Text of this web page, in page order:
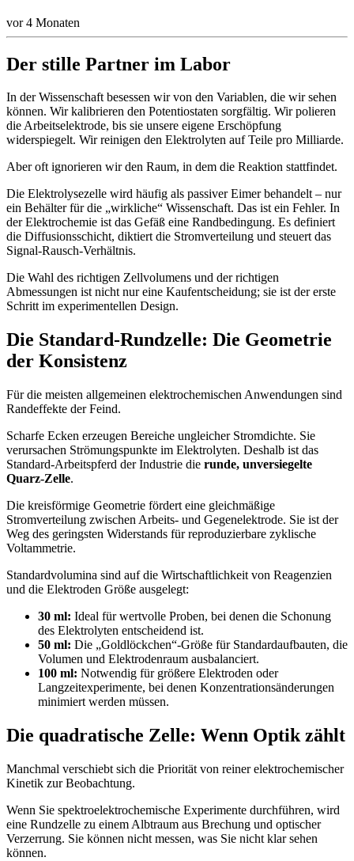
vor 4 Monaten
Der stille Partner im Labor
In der Wissenschaft besessen wir von den Variablen, die wir sehen
können. Wir kalibrieren den Potentiostaten sorgfältig. Wir polieren
die Arbeitselektrode, bis sie unsere eigene Erschöpfung
widerspiegelt. Wir reinigen den Elektrolyten auf Teile pro Milliarde.
Aber oft ignorieren wir den Raum, in dem die Reaktion stattfindet.
Die Elektrolysezelle wird häufig als passiver Eimer behandelt – nur
ein Behälter für die „wirkliche“ Wissenschaft. Das ist ein Fehler. In
der Elektrochemie ist das Gefäß eine Randbedingung. Es definiert
die Diffusionsschicht, diktiert die Stromverteilung und steuert das
Signal-Rausch-Verhältnis.
Die Wahl des richtigen Zellvolumens und der richtigen
Abmessungen ist nicht nur eine Kaufentscheidung; sie ist der erste
Schritt im experimentellen Design.
Die Standard-Rundzelle: Die Geometrie
der Konsistenz
Für die meisten allgemeinen elektrochemischen Anwendungen sind
Randeffekte der Feind.
Scharfe Ecken erzeugen Bereiche ungleicher Stromdichte. Sie
verursachen Strömungspunkte im Elektrolyten. Deshalb ist das
Standard-Arbeitspferd der Industrie die runde, unversiegelte
Quarz-Zelle.
Die kreisförmige Geometrie fördert eine gleichmäßige
Stromverteilung zwischen Arbeits- und Gegenelektrode. Sie ist der
Weg des geringsten Widerstands für reproduzierbare zyklische
Voltammetrie.
Standardvolumina sind auf die Wirtschaftlichkeit von Reagenzien
und die Elektroden Größe ausgelegt:
30 ml: Ideal für wertvolle Proben, bei denen die Schonung
des Elektrolyten entscheidend ist.
50 ml: Die „Goldlöckchen“-Größe für Standardaufbauten, die
Volumen und Elektrodenraum ausbalanciert.
100 ml: Notwendig für größere Elektroden oder
Langzeitexperimente, bei denen Konzentrationsänderungen
minimiert werden müssen.
Die quadratische Zelle: Wenn Optik zählt
Manchmal verschiebt sich die Priorität von reiner elektrochemischer
Kinetik zur Beobachtung.
Wenn Sie spektroelektrochemische Experimente durchführen, wird
eine Rundzelle zu einem Albtraum aus Brechung und optischer
Verzerrung. Sie können nicht messen, was Sie nicht klar sehen
können.